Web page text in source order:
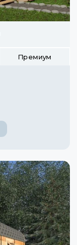
Премиум